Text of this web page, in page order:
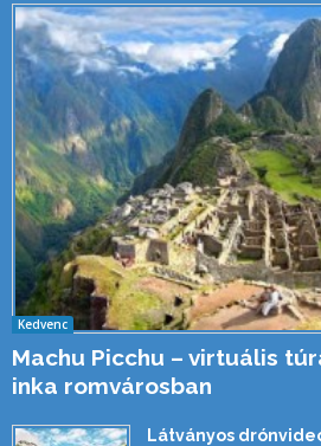
Kedvenc
Machu Picchu – virtuális
inka romvárosban
Látványos